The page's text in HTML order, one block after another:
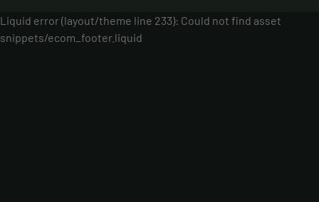
Liquid error (layout/theme line 233): Could not find asset
snippets/ecom_footer.liquid